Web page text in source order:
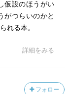
仮設のほうがい
がつらいのかと
れる本。
詳細をみる
フォロー